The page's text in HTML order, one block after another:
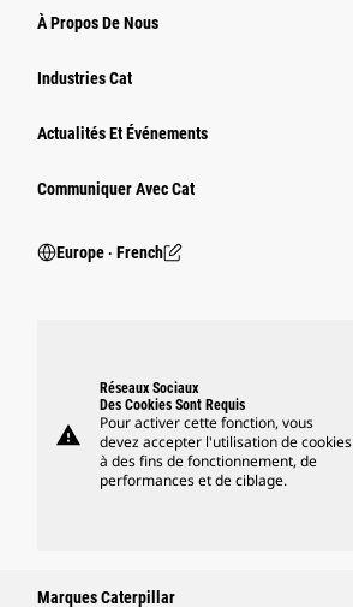
À Propos De Nous
Industries Cat
Actualités Et Événements
Communiquer Avec Cat
Europe ‧ French
warning
Réseaux Sociaux
Des Cookies Sont Requis
Pour activer cette fonction, vous
devez accepter l'utilisation de cookies
à des fins de fonctionnement, de
performances et de ciblage.
Marques Caterpillar